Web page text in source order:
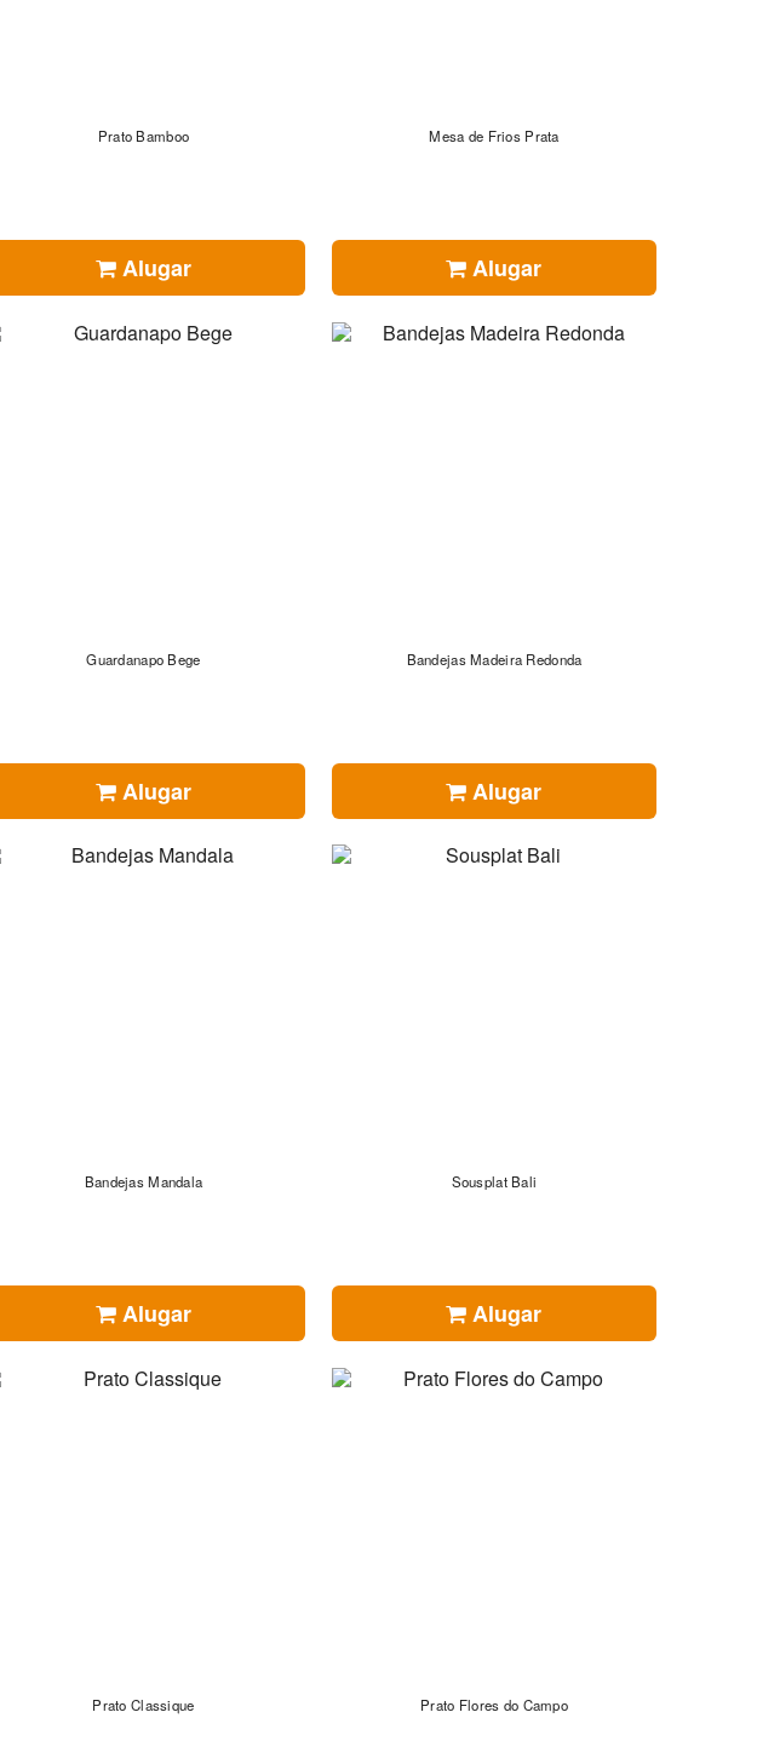
Prato Bamboo
Alugar
Mesa de Frios Prata
Alugar
Guardanapo Bege
Alugar
Bandejas Madeira Redonda
Alugar
Bandejas Mandala
Alugar
Sousplat Bali
Alugar
Prato Classique Prato Flores do Campo